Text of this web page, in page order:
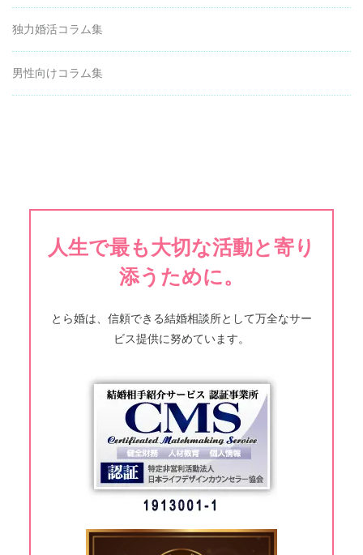
独力婚活コラム集
男性向けコラム集
人生で最も大切な活動と寄り
添うために。
とら婚は、信頼できる結婚相談所として万全なサー
ビス提供に努めています。